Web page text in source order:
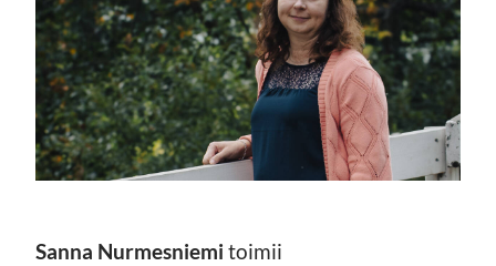
Sanna Nurmesniemi toimii